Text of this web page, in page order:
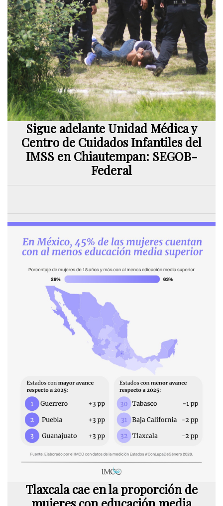
Sigue adelante Unidad Médica y
Centro de Cuidados Infantiles del
IMSS en Chiautempan: SEGOB-
Federal
Tlaxcala cae en la proporción de